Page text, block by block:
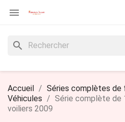

search
Accueil
Séries complètes de
Véhicules
Série complète de
voiliers 2009